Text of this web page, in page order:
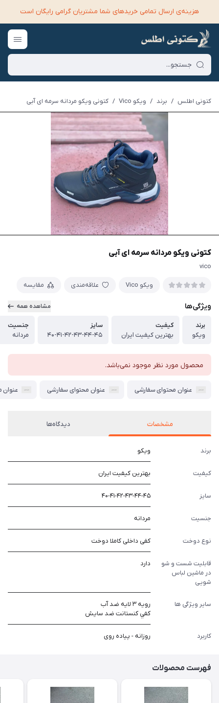
هزینه‌ی ارسال تمامی خرید‌های شما مشتریان گرامی رایگان است
کتونی اطلس / برند / ویکو Vico / کتونی ویکو مردانه سرمه ای آبی
کتونی ویکو مردانه سرمه ای آبی
vico
ویکو Vico علاقه‌مندی مقایسه
ویژگی‌ها مشاهده همه
برند
ویکو
کیفیت
بهترین کیفیت ایران
سایز
۴۰-۴۱-۴۲-۴۳-۴۴-۴۵
جنسیت
مردانه
محصول مورد نظر موجود نمی‌باشد.
عنوان محتوای سفارشی عنوان محتوای سفارشی عنوان
مشخصات دیدگاه‌ها
برند ویکو
کیفیت بهترین کیفیت ایران
سایز ۴۰-۴۱-۴۲-۴۳-۴۴-۴۵
جنسیت مردانه
نوع دوخت کفی داخلی کاملا دوخت
قابلیت شست و شو
در ماشین لباس
شویی
دارد
سایر ویژگی ها
رويه ٣ لايه ضد آب
كفي كنستانت ضد سايش
کاربرد روزانه - پیاده روی
فهرست محصولات